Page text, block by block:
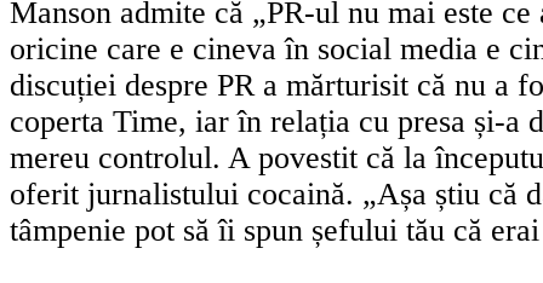
Manson admite că „PR-ul nu mai este ce
oricine care e cineva în social media e
discuției despre PR a mărturisit că nu a
coperta Time, iar în relația cu presa și-a
mereu controlul. A povestit că la
oferit jurnalistului cocaină. „Așa știu că
tâmpenie pot să îi spun șefului tău că